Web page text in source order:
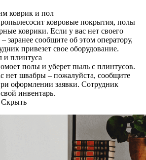
коврик и пол
ковровые покрытия, полы
коврики. Если у вас нет своего
заранее сообщите об этом оператору,
привезет свое оборудование.
плинтуса
полы и уберет пыль с плинтусов.
нет швабры – пожалуйста, сообщите
оформлении заявки. Сотрудник
инвентарь.
Скрыть